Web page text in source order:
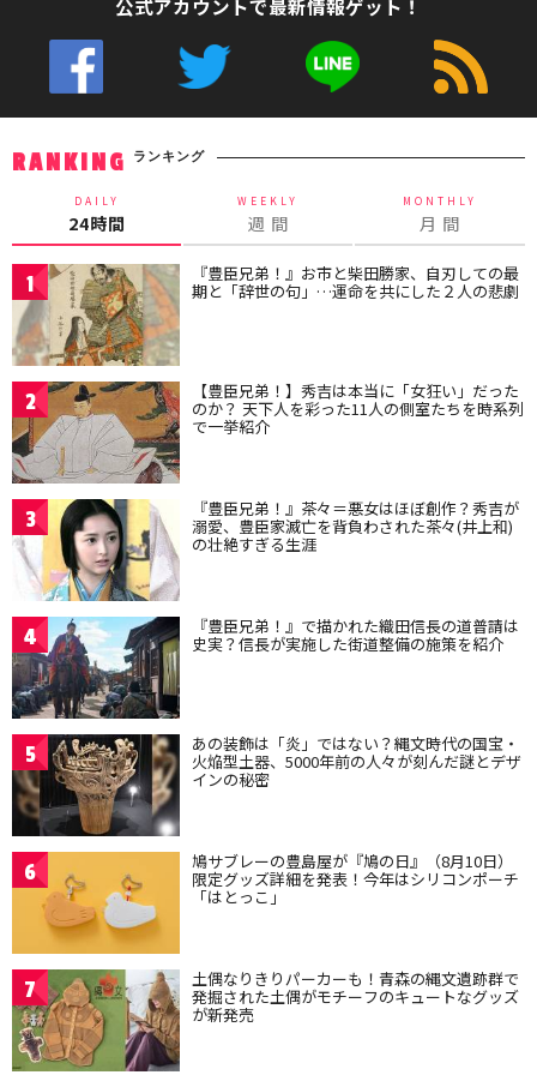
公式アカウントで最新情報ゲット！
RANKING ランキング
DAILY
24時間
WEEKLY
週 間
MONTHLY
月 間
1 『豊臣兄弟！』お市と柴田勝家、自刃しての最
期と「辞世の句」…運命を共にした２人の悲劇
2 【豊臣兄弟！】秀吉は本当に「女狂い」だった
のか？ 天下人を彩った11人の側室たちを時系列
で一挙紹介
3 『豊臣兄弟！』茶々＝悪女はほぼ創作？秀吉が
溺愛、豊臣家滅亡を背負わされた茶々(井上和)
の壮絶すぎる生涯
4 『豊臣兄弟！』で描かれた織田信長の道普請は
史実？信長が実施した街道整備の施策を紹介
5 あの装飾は「炎」ではない？縄文時代の国宝・
火焔型土器、5000年前の人々が刻んだ謎とデザ
インの秘密
6 鳩サブレーの豊島屋が『鳩の日』（8月10日）
限定グッズ詳細を発表！今年はシリコンポーチ
「はとっこ」
7 土偶なりきりパーカーも！青森の縄文遺跡群で
発掘された土偶がモチーフのキュートなグッズ
が新発売